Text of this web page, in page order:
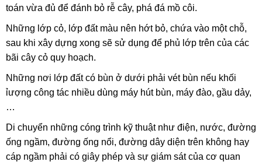
toán vừa đủ để đánh bỏ rễ cây, phá đá mồ côi.
Những lớp cỏ, lớp đất màu nên hớt bỏ, chứa vào một chỗ,
sau khi xây dựng xong sẽ sử dụng để phủ lớp trên của các
bãi cây cỏ quy hoạch.
Những nơi lớp đất có bùn ở dưới phải vét bùn nếu khối
ỉượng công tác nhiều dùng máy hút bùn, máy đào, gầu dảy,
…
Di chuyển những cóng trình kỹ thuật như điện, nước, đường
ống ngầm, đường ống nổi, đường dây diện trên không hay
cáp ngầm phải có giây phép và sự giám sát của cơ quan